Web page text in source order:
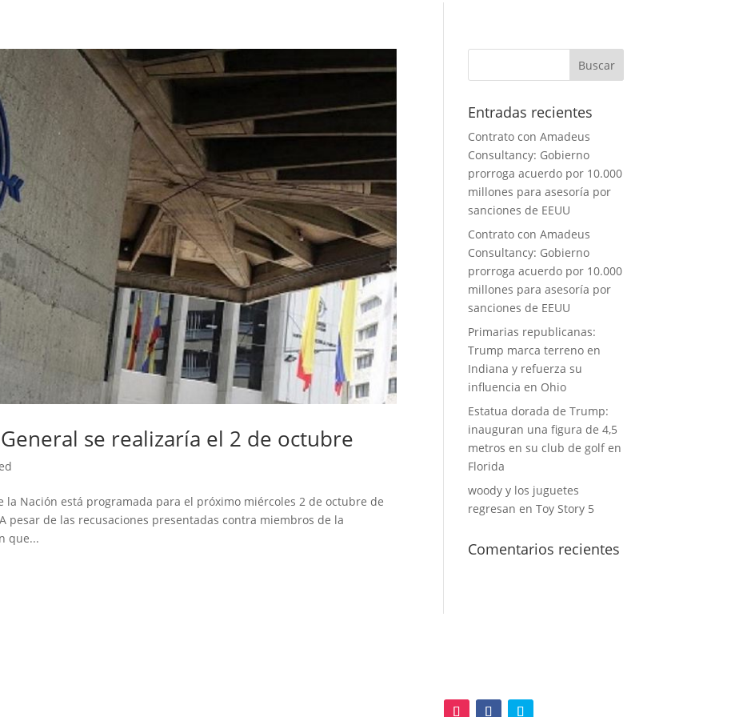
se realizaría el 2 de octubre
la Nación está programada para el próximo miércoles 2 de octubre de
pesar de las recusaciones presentadas contra miembros de la
que...
Entradas recientes
Contrato con Amadeus
Consultancy: Gobierno
prorroga acuerdo por 10.000
millones para asesoría por
sanciones de EEUU
Contrato con Amadeus
Consultancy: Gobierno
prorroga acuerdo por 10.000
millones para asesoría por
sanciones de EEUU
Primarias republicanas:
Trump marca terreno en
Indiana y refuerza su
influencia en Ohio
Estatua dorada de Trump:
inauguran una figura de 4,5
metros en su club de golf en
Florida
woody y los juguetes
regresan en Toy Story 5
Comentarios recientes